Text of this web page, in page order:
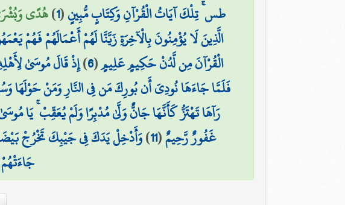
طس ۚ تِلْكَ آيَاتُ الْقُرْآنِ وَكِتَابٍ مُّبِينٍ(
1
)هُدًى
الَّذِينَ لَا يُؤْمِنُونَ بِالْآخِرَةِ زَيَّنَّا لَهُمْ أَعْمَالَهُمْ فَهُمْ
الْقُرْآنَ مِن لَّدُنْ حَكِيمٍ عَلِيمٍ(
6
)إِذْ قَالَ مُوسَىٰ
فَلَمَّا جَاءَهَا نُودِيَ أَن بُورِكَ مَن فِي النَّارِ وَمَنْ حَوْلَهَا
رَآهَا تَهْتَزُّ كَأَنَّهَا جَانٌّ وَلَّىٰ مُدْبِرًا وَلَمْ يُعَقِّبْ ۚ يَا
غَفُورٌ رَّحِيمٌ(
11
)وَأَدْخِلْ يَدَكَ فِي جَيْبِكَ تَخْرُجْ